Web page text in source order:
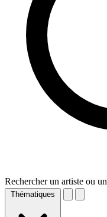
Rechercher un artiste ou
Thématiques